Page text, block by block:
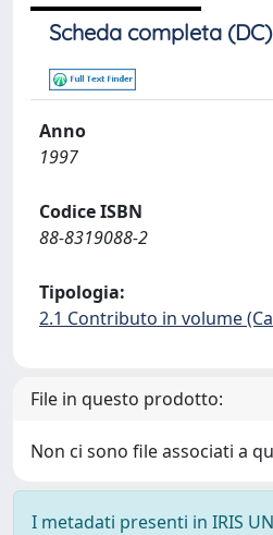
Scheda completa (DC)
Anno
1997
Codice ISBN
88-8319088-2
Tipologia:
2.1 Contributo in volume
File in questo prodotto:
Non ci sono file associati a
I metadati presenti in IRIS